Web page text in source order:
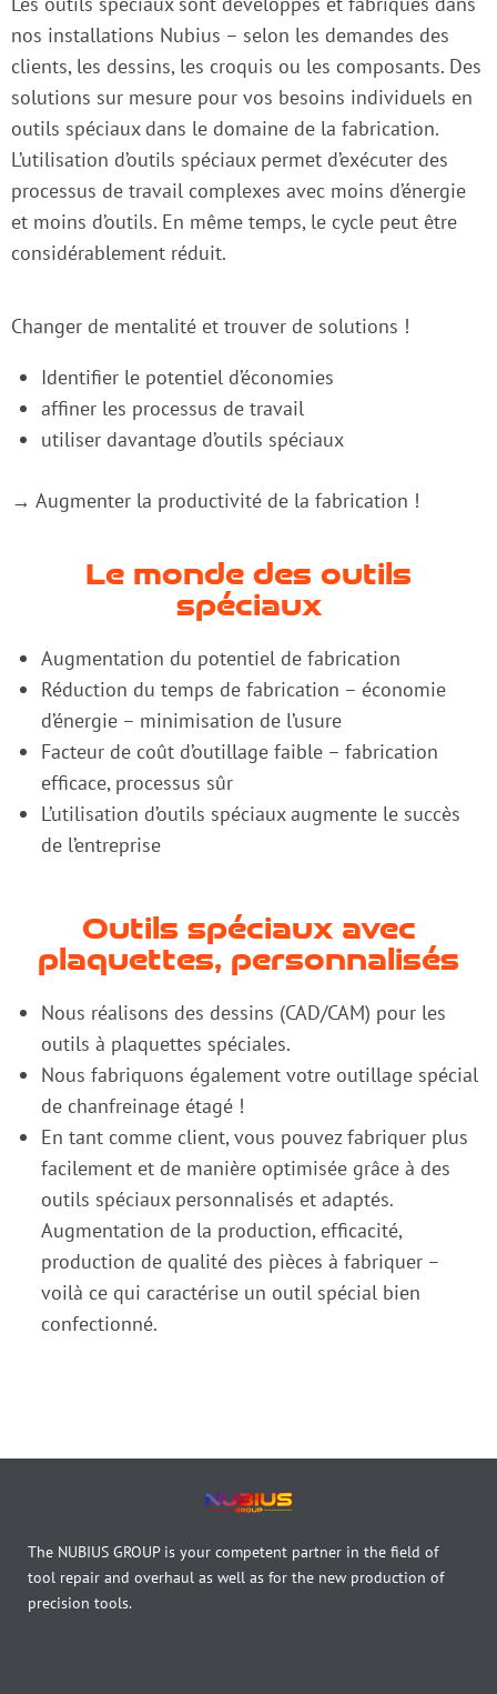
nos installations Nubius – selon les demandes des
clients, les dessins, les croquis ou les composants. Des
solutions sur mesure pour vos besoins individuels en
outils spéciaux dans le domaine de la fabrication.
L’utilisation d’outils spéciaux permet d’exécuter des
processus de travail complexes avec moins d’énergie
et moins d’outils. En même temps, le cycle peut être
considérablement réduit.
Changer de mentalité et trouver de solutions !
Identifier le potentiel d’économies
affiner les processus de travail
utiliser davantage d’outils spéciaux
→ Augmenter la productivité de la fabrication !
Le monde des outils
spéciaux
Augmentation du potentiel de fabrication
Réduction du temps de fabrication – économie
d’énergie – minimisation de l’usure
Facteur de coût d’outillage faible – fabrication
efficace, processus sûr
L’utilisation d’outils spéciaux augmente le succès
de l’entreprise
Outils spéciaux avec
plaquettes, personnalisés
Nous réalisons des dessins (CAD/CAM) pour les
outils à plaquettes spéciales.
Nous fabriquons également votre outillage spécial
de chanfreinage étagé !
En tant comme client, vous pouvez fabriquer plus
facilement et de manière optimisée grâce à des
outils spéciaux personnalisés et adaptés.
Augmentation de la production, efficacité,
production de qualité des pièces à fabriquer –
voilà ce qui caractérise un outil spécial bien
confectionné.
The NUBIUS GROUP is your competent partner in the field of
tool repair and overhaul as well as for the new production of
precision tools.